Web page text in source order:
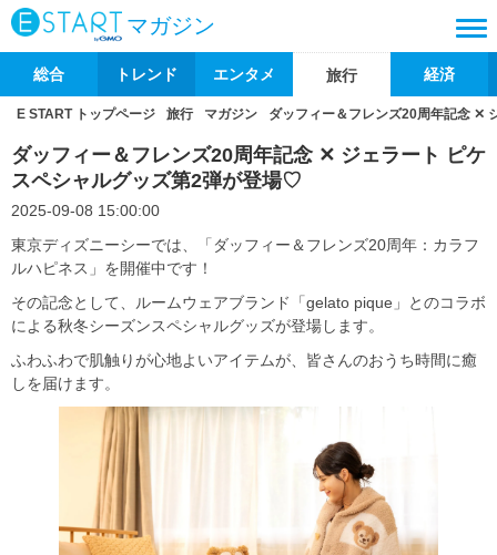
マガジン
総合 トレンド エンタメ 旅行 経済
E START トップページ 旅行 マガジン ダッフィー＆フレンズ20周年記念 ✕
ダッフィー＆フレンズ20周年記念 ✕ ジェラート ピケ
スペシャルグッズ第2弾が登場♡
2025-09-08 15:00:00
東京ディズニーシーでは、「ダッフィー＆フレンズ20周年：カラフ
ルハピネス」を開催中です！
その記念として、ルームウェアブランド「gelato pique」とのコラボ
による秋冬シーズンスペシャルグッズが登場します。
ふわふわで肌触りが心地よいアイテムが、皆さんのおうち時間に癒
しを届けます。